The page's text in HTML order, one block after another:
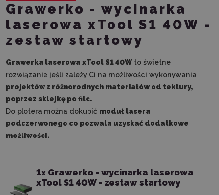
Grawerko - wycinarka
laserowa xTool S1 40W -
zestaw startowy
Grawerka laserowa xTool S1 40W to świetne
rozwiązanie jeśli zależy Ci na możliwości wykonywania
projektów z różnorodnych materiałów od tektury,
poprzez sklejkę po filc.
Do plotera można dokupić moduł lasera
podczerwonego co pozwala uzyskać dodatkowe
możliwości.
1x Grawerko - wycinarka laserowa
xTool S1 40W - zestaw startowy